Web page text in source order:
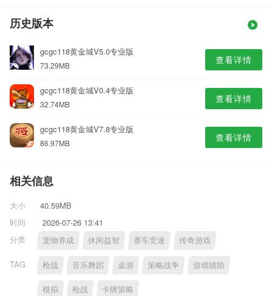
历史版本
gcgc118黄金城V5.0专业版
73.29MB 查看详情
gcgc118黄金城V0.4专业版
32.74MB 查看详情
gcgc118黄金城V7.8专业版
86.97MB 查看详情
相关信息
大小
40.59MB
时间
2026-07-26 13:41
分类
宠物养成 休闲益智 赛车竞速 传奇游戏
TAG 枪战 音乐舞蹈 桌游 策略战争 游戏辅助
模拟 枪战 卡牌策略